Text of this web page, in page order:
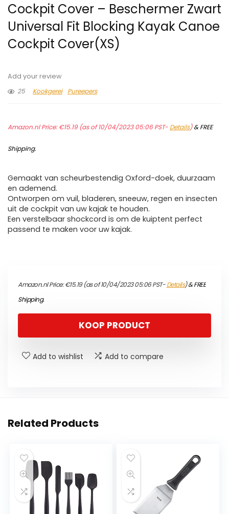
Cockpit Cover – Beschermer Zwart
Universal Fit Blocking Kayak Canoe
Cockpit Cover(XS)
Add your review
25
Kookgerei Pureepers
Amazon.nl Price:€15.19(as of 10/04/2023 05:06 PST- Details)&FREE
Shipping.
Gemaakt van scheurbestendig Oxford-doek, duurzaam
en ademend.
Ontworpen om vuil, bladeren, sneeuw, regen en insecten
uit de cockpit van uw kajak te houden.
Een verstelbaar shockcord is om de kuiptent perfect
passend te maken voor uw kajak.
Amazon.nl Price:€15.19(as of 10/04/2023 05:06 PST-Details)&FREE
Shipping.
KOOP PRODUCT
Add to wishlist Add to compare
Related Products